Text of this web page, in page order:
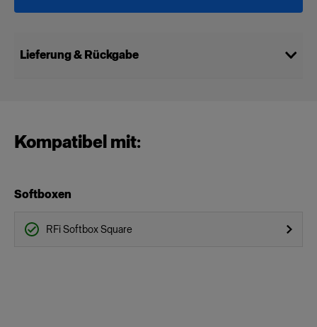
Lieferung & Rückgabe
Kompatibel mit:
Softboxen
RFi Softbox Square